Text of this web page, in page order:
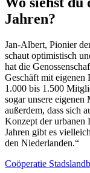
Jahren?
Jan-Albert, Pionier
schaut optimistisch
hat die
Geschäft mit eigenen
1.000 bis 1.500
sogar unsere
außerdem, dass sich
Konzept der urbanen
Jahren gibt es
den Niederlanden.“
Coöperatie